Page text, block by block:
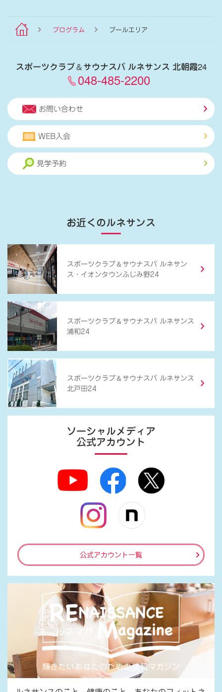
プログラム プールエリア
スポーツクラブ＆サウナスパ ルネサンス 北朝霞24
048-485-2200
お問い合わせ
WEB入会
見学予約
お近くのルネサンス
スポーツクラブ ＆ サウナスパ ルネサン
ス・イオンタウンふじみ野24
スポーツクラブ ＆ サウナスパ ルネサンス
浦和24
スポーツクラブ ＆ サウナスパ ルネサンス
北戸田24
ソーシャルメディア
公式アカウント
公式アカウント一覧